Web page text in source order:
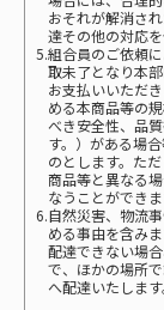
おそれが解消さ
達その他の対応
5.組合員のご依頼
取未了となり本
お支払いいただ
める本商品等の
べき安全性、品
す。）がある場
のとします。た
商品等と異なる
なうことができま
6.自然災害、物流
める事由を含み
配達できない場
で、ほかの場所
へ配達いたします